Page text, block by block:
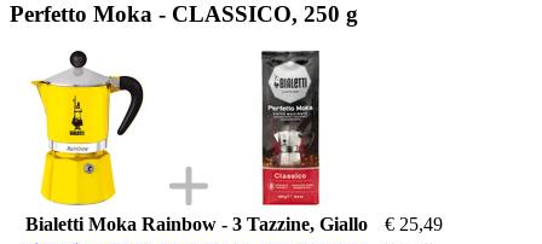
Perfetto Moka - CLASSICO, 250 g
Bialetti Moka Rainbow - 3 Tazzine, Giallo
€ 25,49